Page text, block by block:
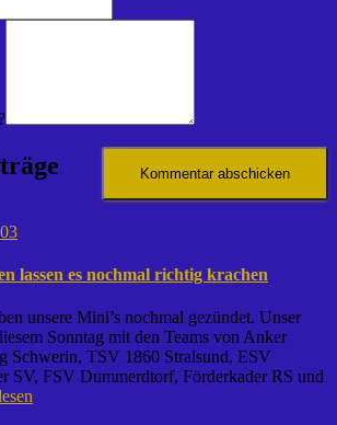
lassen es nochmal richtig krachen
unsere Mini’s nochmal gezündet. Unser
Sonntag mit den Teams von Anker
Schwerin, TSV 1860 Stralsund, ESV
SV, FSV Dummerdtorf, Förderkader RS und